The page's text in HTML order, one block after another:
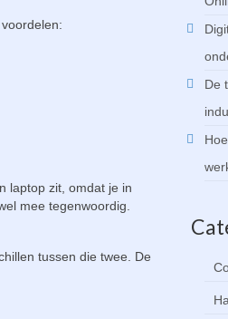
laptop zit, omdat je in
mee tegenwoordig.
tussen die twee. De
De